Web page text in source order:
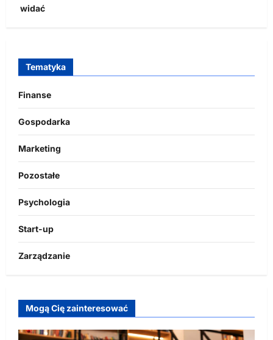
widać
Tematyka
Finanse
Gospodarka
Marketing
Pozostałe
Psychologia
Start-up
Zarządzanie
Mogą Cię zainteresować